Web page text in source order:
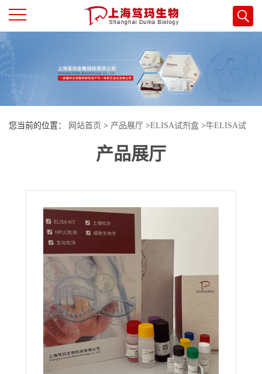
页
司
您当前的位置： 网站首页 > 产品展厅 >ELISA试剂盒 >牛ELISA试
牛信号肽，CUB域，EGF样3(SCUBE3)酶联免疫试剂盒
产品展厅